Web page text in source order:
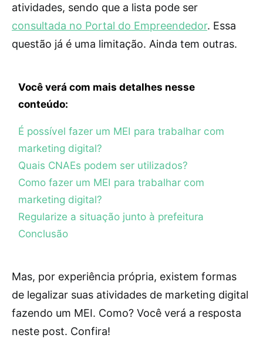
atividades, sendo que a lista pode ser
consultada no Portal do Empreendedor. Essa
questão já é uma limitação. Ainda tem outras.
Você verá com mais detalhes nesse
conteúdo:
É possível fazer um MEI para trabalhar com
marketing digital?
Quais CNAEs podem ser utilizados?
Como fazer um MEI para trabalhar com
marketing digital?
Regularize a situação junto à prefeitura
Conclusão
Mas, por experiência própria, existem formas
de legalizar suas atividades de marketing digital
fazendo um MEI. Como? Você verá a resposta
neste post. Confira!